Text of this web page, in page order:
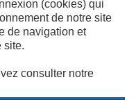
(cookies) qui
de notre site
de navigation et
site.
consulter notre
Consignes de sécurité